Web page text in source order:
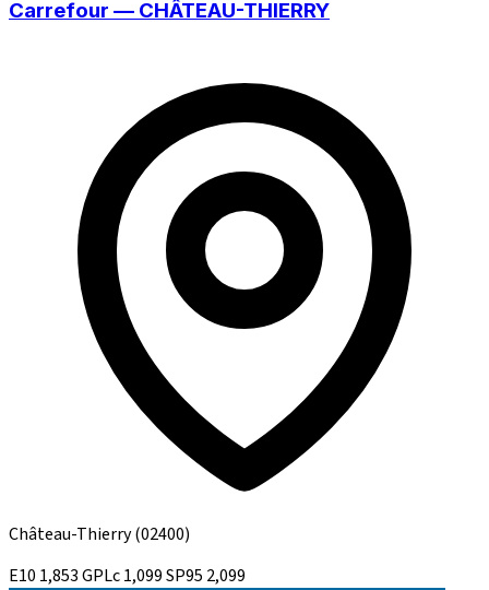
Carrefour — CHÂTEAU-THIERRY
Château-Thierry(02400)
E10 1,853GPLc1,099SP95 2,099